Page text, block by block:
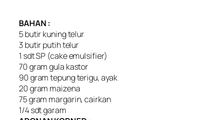
BAHAN :
5 butir kuning telur
3 butir putih telur
1 sdt SP (cake emulsifier)
70 gram gula kastor
90 gram tepung terigu, ayak
20 gram maizena
75 gram margarin, cairkan
1/4 sdt garam